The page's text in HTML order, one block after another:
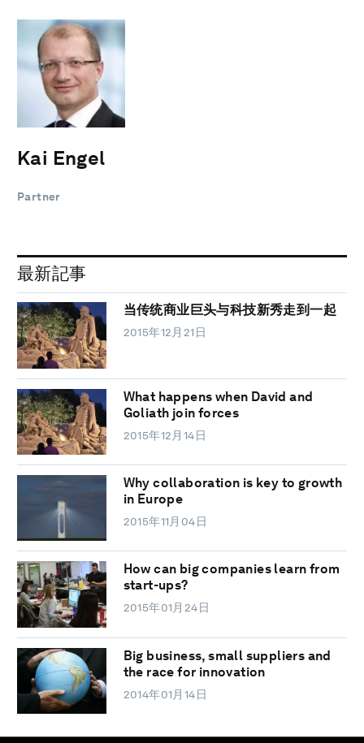
Kai Engel
Partner
最新記事
当传统商业巨头与科技新秀走到一起
2015年12月21日
What happens when David and
Goliath join forces
2015年12月14日
Why collaboration is key to growth
in Europe
2015年11月04日
How can big companies learn from
start-ups?
2015年01月24日
Big business, small suppliers and
the race for innovation
2014年01月14日